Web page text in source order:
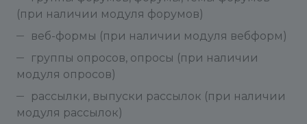
(при наличии модуля форумов)
веб-формы (при наличии модуля вебформ)
группы опросов, опросы (при наличии
модуля опросов)
рассылки, выпуски рассылок (при наличии
модуля рассылок)